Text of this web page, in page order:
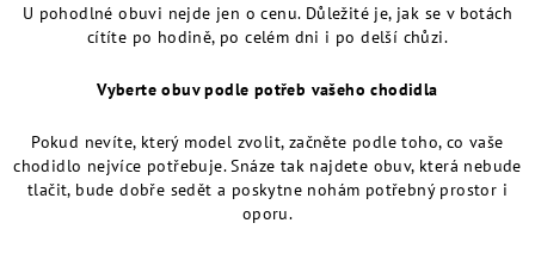
U pohodlné obuvi nejde jen o cenu. Důležité je, jak se v botách
cítíte po hodině, po celém dni i po delší chůzi.
Vyberte obuv podle potřeb vašeho chodidla
Pokud nevíte, který model zvolit, začněte podle toho, co vaše
chodidlo nejvíce potřebuje. Snáze tak najdete obuv, která nebude
tlačit, bude dobře sedět a poskytne nohám potřebný prostor i
oporu.